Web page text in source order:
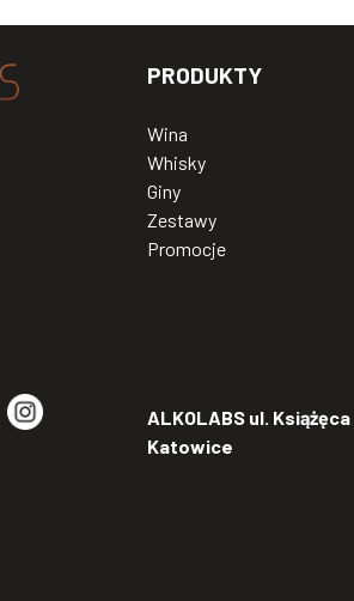
PRODUKTY
Wina
Whisky
Giny
Zestawy
Promocje
ALKOLABS ul.
Katowice